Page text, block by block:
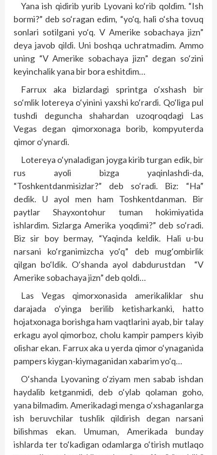
Yana ish qidirib yurib Lyovani ko‘rib qoldim. “Ish
bormi?” deb so‘ragan edim, “yo‘q, hali o‘sha tovuq
sonlari sotilgani yo‘q. V Amerike sobachaya jizn”
deya javob qildi. Uni boshqa uchratmadim. Ammo
uning “V Amerike sobachaya jizn” degan so‘zini
keyinchalik yana bir bora eshitdim…
Farrux aka bizlardagi sprintga o‘xshash bir
so‘mlik lotereya o‘yinini yaxshi ko‘rardi. Qo‘liga pul
tushdi deguncha shahardan uzoqroqdagi Las
Vegas degan qimorxonaga borib, kompyuterda
qimor o‘ynardi.
Lotereya o‘ynaladigan joyga kirib turgan edik, bir
rus ayoli bizga yaqinlashdi-da,
“Toshkentdanmisizlar?” deb so‘radi. Biz: “Ha”
dedik. U ayol men ham Toshkentdanman. Bir
paytlar Shayxontohur tuman hokimiyatida
ishlardim. Sizlarga Amerika yoqdimi?” deb so‘radi.
Biz sir boy bermay, “Yaqinda keldik. Hali u-bu
narsani ko‘rganimizcha yo‘q” deb mug‘ombirlik
qilgan bo‘ldik. O‘shanda ayol dabdurustdan “V
Amerike sobachaya jizn” deb qoldi…
Las Vegas qimorxonasida amerikaliklar shu
darajada o‘yinga berilib ketisharkanki, hatto
hojatxonaga borishga ham vaqtlarini ayab, bir talay
erkagu ayol qimorboz, cholu kampir pampers kiyib
olishar ekan. Farrux aka u yerda qimor o‘ynaganida
pampers kiygan-kiymaganidan xabarim yo‘q…
O‘shanda Lyovaning o‘ziyam men sabab ishdan
haydalib ketganmidi, deb o‘ylab qolaman goho,
yana bilmadim. Amerikadagi menga o‘xshaganlarga
ish beruvchilar tushlik qildirish degan narsani
bilishmas ekan. Umuman, Amerikada bunday
ishlarda ter to‘kadigan odamlarga o‘tirish mutlaqo